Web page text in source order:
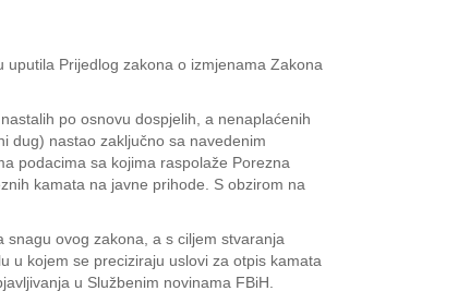
Prijedlog zakona o izmjenama Zakona
po osnovu dospjelih, a nenaplaćenih
dug) nastao zaključno sa navedenim
podacima sa kojima raspolaže Porezna
kamata na javne prihode. S obzirom na
ovog zakona, a s ciljem stvaranja
u kojem se preciziraju uslovi za otpis kamata
u Službenim novinama FBiH.